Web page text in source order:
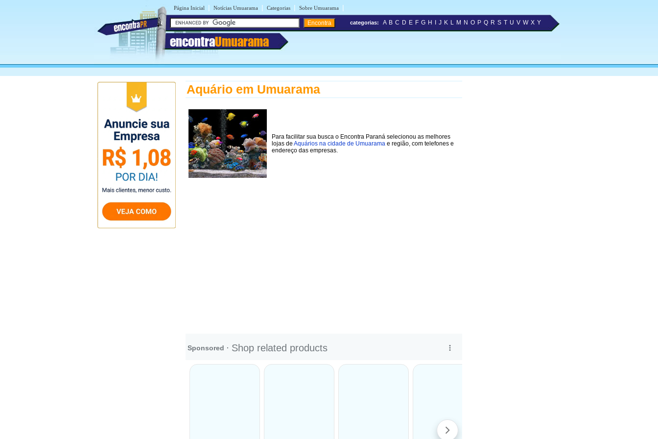
Página Inicial | Notícias Umuarama | Categorias | Sobre Umuarama |
encontraUmuarama
categorias: A B C D E F G H J K L M N O P Q R S T U V W X Y
Aquário em Umuarama
Para facilitar sua busca o Encontra Paraná selecionou as melhores
lojas de Aquários na cidade de Umuarama e região, com telefones e
endereço das empresas.